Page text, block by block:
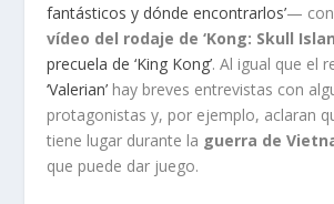
fantásticos y dónde encontrarlos’—
vídeo del rodaje de ‘Kong: Skull
precuela de ‘King Kong’. Al igual que el
‘Valerian’ hay breves entrevistas con
protagonistas y, por ejemplo, aclaran
tiene lugar durante la guerra de
que puede dar juego.